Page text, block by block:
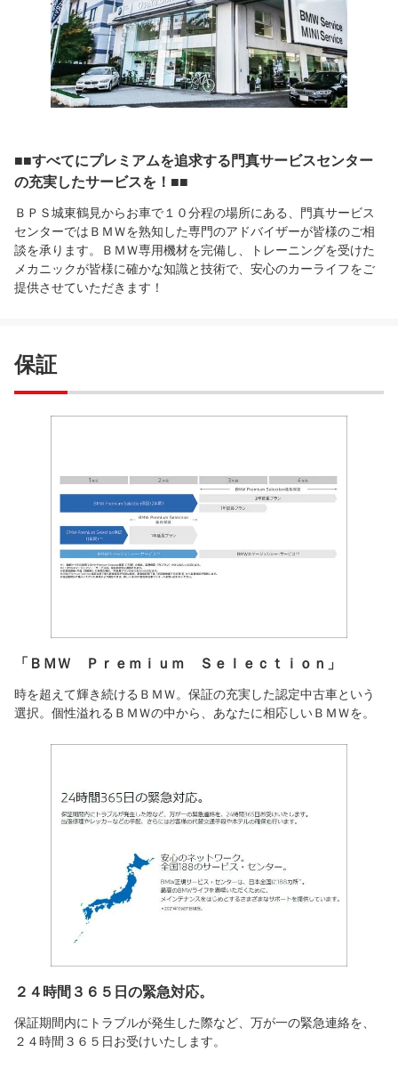
■■すべてにプレミアムを追求する門真サービスセンター
の充実したサービスを！■■
ＢＰＳ城東鶴見からお車で１０分程の場所にある、門真サービス
センターではＢＭＷを熟知した専門のアドバイザーが皆様のご相
談を承ります。ＢＭＷ専用機材を完備し、トレーニングを受けた
メカニックが皆様に確かな知識と技術で、安心のカーライフをご
提供させていただきます！
保証
「ＢＭＷ Ｐｒｅｍｉｕｍ Ｓｅｌｅｃｔｉｏｎ」
時を超えて輝き続けるＢＭＷ。保証の充実した認定中古車という
選択。個性溢れるＢＭＷの中から、あなたに相応しいＢＭＷを。
２４時間３６５日の緊急対応。
保証期間内にトラブルが発生した際など、万が一の緊急連絡を、
２４時間３６５日お受けいたします。